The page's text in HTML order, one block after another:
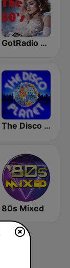
GotRadio - 80s
The Disco Planet
80s Mixed